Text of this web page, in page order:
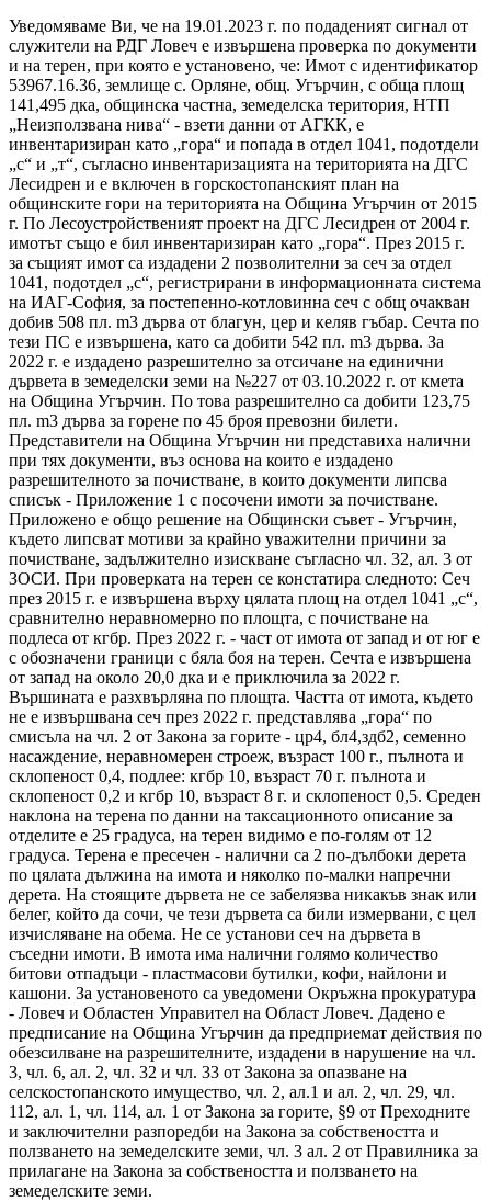
Уведомяваме Ви, че на 19.01.2023 г. по подаденият сигнал от
служители на РДГ Ловеч е извършена проверка по документи
и на терен, при която е установено, че: Имот с идентификатор
53967.16.36, землище с. Орляне, общ. Угърчин, с обща площ
141,495 дка, общинска частна, земеделска територия, НТП
„Неизползвана нива“ - взети данни от АГКК, е
инвентаризиран като „гора“ и попада в отдел 1041, подотдели
„с“ и „т“, съгласно инвентаризацията на територията на ДГС
Лесидрен и е включен в горскостопанският план на
общинските гори на територията на Община Угърчин от 2015
г. По Лесоустройственият проект на ДГС Лесидрен от 2004 г.
имотът също е бил инвентаризиран като „гора“. През 2015 г.
за същият имот са издадени 2 позволителни за сеч за отдел
1041, подотдел „с“, регистрирани в информационната система
на ИАГ-София, за постепенно-котловинна сеч с общ очакван
добив 508 пл. m3 дърва от благун, цер и келяв гъбар. Сечта по
тези ПС е извършена, като са добити 542 пл. m3 дърва. За
2022 г. е издадено разрешително за отсичане на единични
дървета в земеделски земи на №227 от 03.10.2022 г. от кмета
на Община Угърчин. По това разрешително са добити 123,75
пл. m3 дърва за горене по 45 броя превозни билети.
Представители на Община Угърчин ни представиха налични
при тях документи, въз основа на които е издадено
разрешителното за почистване, в които документи липсва
списък - Приложение 1 с посочени имоти за почистване.
Приложено е общо решение на Общински съвет - Угърчин,
където липсват мотиви за крайно уважителни причини за
почистване, задължително изискване съгласно чл. 32, ал. 3 от
ЗОСИ. При проверката на терен се констатира следното: Сеч
през 2015 г. е извършена върху цялата площ на отдел 1041 „с“,
сравнително неравномерно по площта, с почистване на
подлеса от кгбр. През 2022 г. - част от имота от запад и от юг е
с обозначени граници с бяла боя на терен. Сечта е извършена
от запад на около 20,0 дка и е приключила за 2022 г.
Вършината е разхвърляна по площта. Частта от имота, където
не е извършвана сеч през 2022 г. представлява „гора“ по
смисъла на чл. 2 от Закона за горите - цр4, бл4,здб2, семенно
насаждение, неравномерен строеж, възраст 100 г., пълнота и
склопеност 0,4, подлее: кгбр 10, възраст 70 г. пълнота и
склопеност 0,2 и кгбр 10, възраст 8 г. и склопеност 0,5. Среден
наклона на терена по данни на таксационното описание за
отделите е 25 градуса, на терен видимо е по-голям от 12
градуса. Терена е пресечен - налични са 2 по-дълбоки дерета
по цялата дължина на имота и няколко по-малки напречни
дерета. На стоящите дървета не се забелязва никакъв знак или
белег, който да сочи, че тези дървета са били измервани, с цел
изчисляване на обема. Не се установи сеч на дървета в
съседни имоти. В имота има налични голямо количество
битови отпадъци - пластмасови бутилки, кофи, найлони и
кашони. За установеното са уведомени Окръжна прокуратура
- Ловеч и Областен Управител на Област Ловеч. Дадено е
предписание на Община Угърчин да предприемат действия по
обезсилване на разрешителните, издадени в нарушение на чл.
3, чл. 6, ал. 2, чл. 32 и чл. 33 от Закона за опазване на
селскостопанското имущество, чл. 2, ал.1 и ал. 2, чл. 29, чл.
112, ал. 1, чл. 114, ал. 1 от Закона за горите, §9 от Преходните
и заключителни разпоредби на Закона за собствеността и
ползването на земеделските земи, чл. 3 ал. 2 от Правилника за
прилагане на Закона за собствеността и ползването на
земеделските земи.